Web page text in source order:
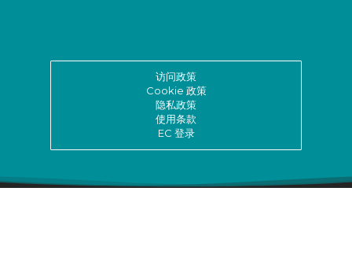
访问政策
Cookie 政策
隐私政策
使用条款
EC 登录